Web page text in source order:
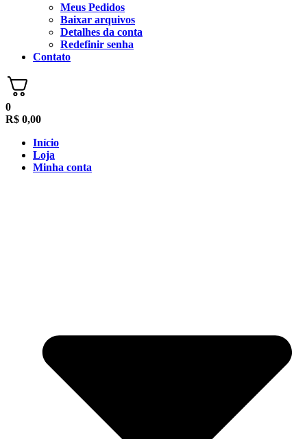
Meus Pedidos
Baixar arquivos
Detalhes da conta
Redefinir senha
Contato
0
R$ 0,00
Início
Loja
Minha conta